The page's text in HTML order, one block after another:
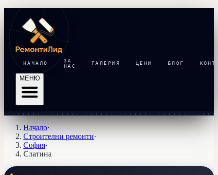
НАЧАЛО
ЗА
НАС
ГАЛЕРИЯ ЦЕНИ БЛОГ
МЕНЮ
Начало·
Строителни ремонти·
София·
Слатина